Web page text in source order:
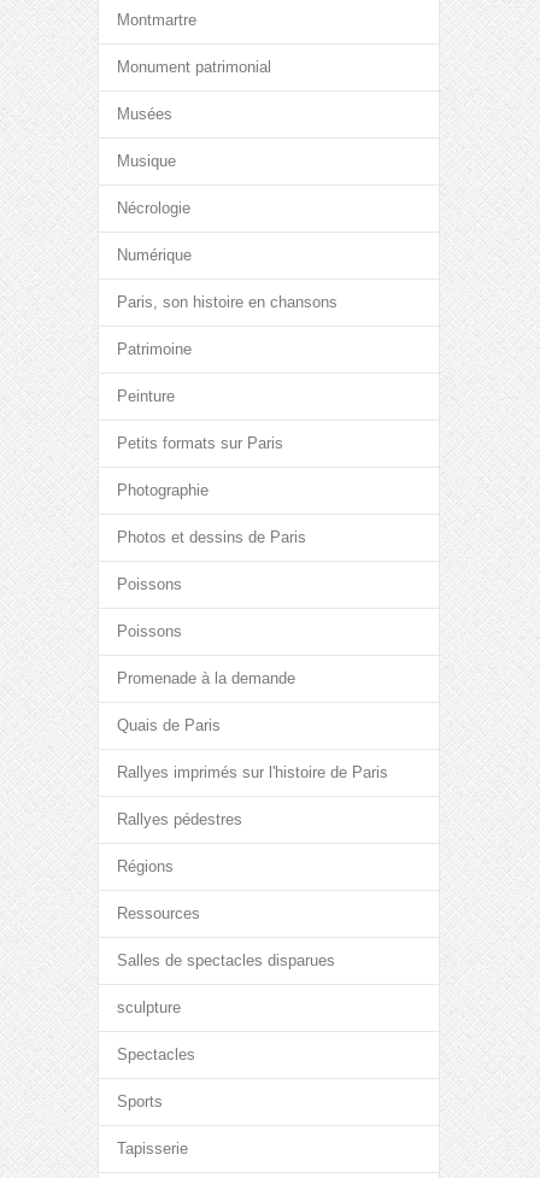
Montmartre
Monument patrimonial
Musées
Musique
Nécrologie
Numérique
Paris, son histoire en chansons
Patrimoine
Peinture
Petits formats sur Paris
Photographie
Photos et dessins de Paris
Poissons
Poissons
Promenade à la demande
Quais de Paris
Rallyes imprimés sur l'histoire de Paris
Rallyes pédestres
Régions
Ressources
Salles de spectacles disparues
sculpture
Spectacles
Sports
Tapisserie